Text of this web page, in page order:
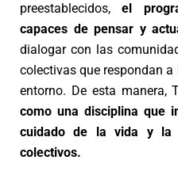
preestablecidos,el
capaces de pensar y
dialogar con las
colectivas que respondan a
entorno. De esta manera,
como una disciplina que
cuidado de la vida y la
colectivos.